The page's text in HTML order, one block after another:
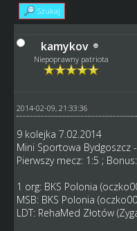
Szukaj
kamykov
Niepoprawny patriota
2014-02-09, 21:33:36
9 kolejka 7.02.2014
Mini Sportowa Bydgoszcz
Pierwszy mecz: 1:5 ;
1 org: BKS Polonia
MSB: BKS Polonia
LDT: RehaMed Złotów